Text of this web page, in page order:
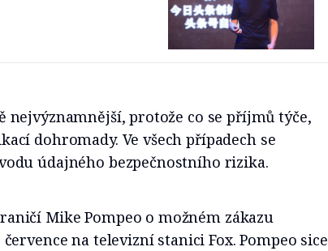
nejvýznamnější, protože co se příjmů týče,
dohromady. Ve všech případech se
údajného bezpečnostního rizika.
Mike Pompeo o možném zákazu
na televizní stanici Fox. Pompeo sice